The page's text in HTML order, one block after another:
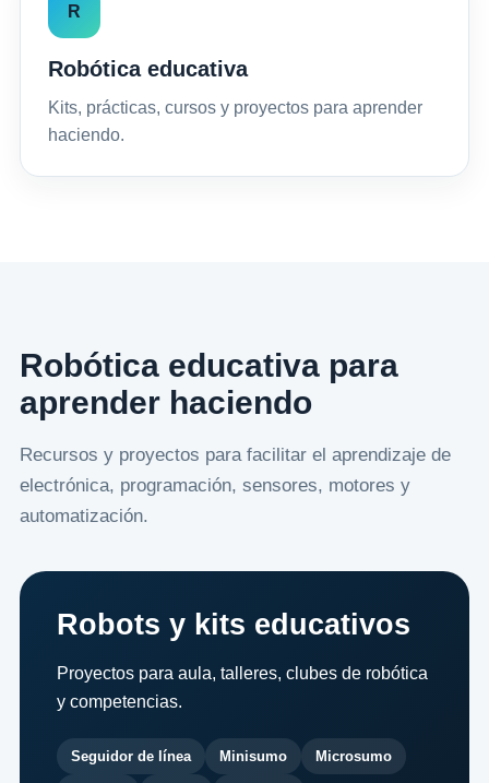
R
Robótica educativa
Kits, prácticas, cursos y proyectos para aprender
haciendo.
Robótica educativa para
aprender haciendo
Recursos y proyectos para facilitar el aprendizaje de
electrónica, programación, sensores, motores y
automatización.
Robots y kits educativos
Proyectos para aula, talleres, clubes de robótica
y competencias.
Seguidor de línea Minisumo Microsumo